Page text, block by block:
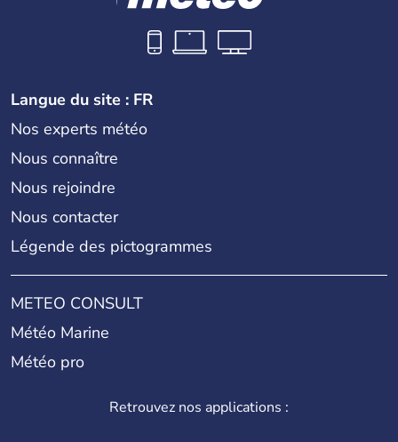
Langue du site : FR
Nos experts météo
Nous connaître
Nous rejoindre
Nous contacter
Légende des pictogrammes
METEO CONSULT
Météo Marine
Météo pro
Retrouvez nos applications :